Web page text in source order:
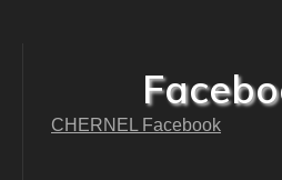
CHERNEL Facebook